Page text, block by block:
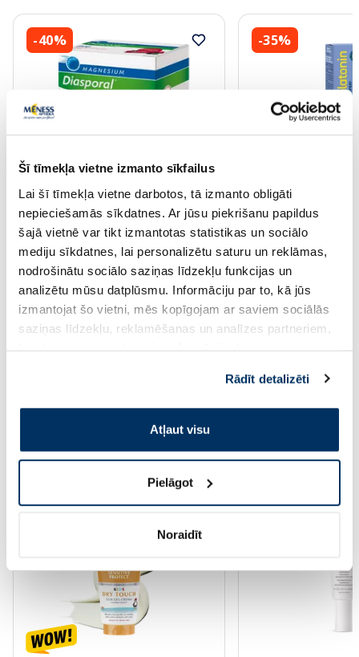
Šī tīmekļa vietne izmanto sīkfailus
Lai šī tīmekļa vietne darbotos, tā izmanto obligāti
nepieciešamās sīkdatnes. Ar jūsu piekrišanu papildus
šajā vietnē var tikt izmantotas statistikas un sociālo
mediju sīkdatnes, lai personalizētu saturu un reklāmas,
nodrošinātu sociālo saziņas līdzekļu funkcijas un
analizētu mūsu datplūsmu. Informāciju par to, kā jūs
izmantojat šo vietni, mēs kopīgojam ar saviem sociālās
saziņas līdzekļu, reklamēšanas un analīzes partneriem,
pakalpojumus. Ja piekrītat šo papildu sīkdatņu
izmantošanai, lūdzu, atzīmējiet savu izvēli:
Rādīt detalizēti
Atļaut visu
Pielāgot
Noraidīt
-40%
Uztura bagātinātājs
MAGNESIUM Diasporal Pro
Muskuļiem un Nerviem paciņas, 30
gab.
13.19 € 21.99 €
Pirkt
-35%
Uztura bagātinātājs
RFF Melatonin
izsmidzināms
5.52 €
Saules aizsardzībai vasarā ☀️